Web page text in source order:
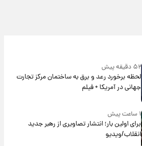
۵۲ دقیقه پیش
لحظه برخورد رعد و برق به ساختمان مرکز تجارت
جهانی در آمریکا + فیلم
۱ ساعت پیش
برای اولین بار؛ انتشار تصاویری از رهبر جدید
انقلاب/ویدیو